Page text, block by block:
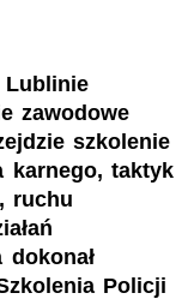
zawodowe
szkolenie
karnego, taktyk
ruchu
Policji